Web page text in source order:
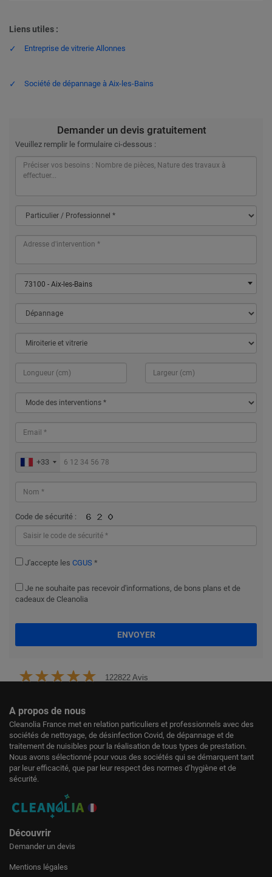
Liens utiles :
Entreprise de vitrerie Allonnes
Société de dépannage à Aix-les-Bains
Demander un devis gratuitement
Veuillez remplir le formulaire ci-dessous :
73100 - Aix-les-Bains
+33
Code de sécurité :
J'accepte les CGUS *
Je ne souhaite pas recevoir d'informations, de bons plans et de
cadeaux de Cleanolia
ENVOYER
122822 Avis
A propos de nous
Cleanolia France met en relation particuliers et professionnels avec des
sociétés de nettoyage, de désinfection Covid, de dépannage et de
traitement de nuisibles pour la réalisation de tous types de prestation.
Nous avons sélectionné pour vous des sociétés qui se démarquent tant
par leur efficacité, que par leur respect des normes d’hygiène et de
sécurité.
Découvrir
Demander un devis
Mentions légales